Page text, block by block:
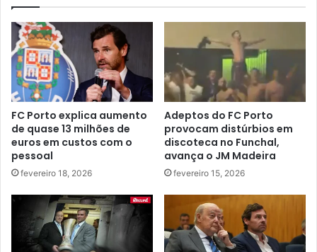
FC Porto explica aumento
de quase 13 milhões de
euros em custos com o
pessoal
fevereiro 18, 2026
Adeptos do FC Porto
provocam distúrbios em
discoteca no Funchal,
avança o JM Madeira
fevereiro 15, 2026